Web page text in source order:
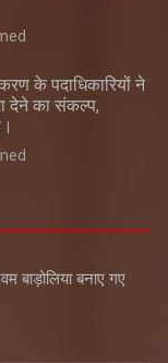
के पदाधिकारियों ने
देने का संकल्प,
बाड़ोलिया बनाए गए